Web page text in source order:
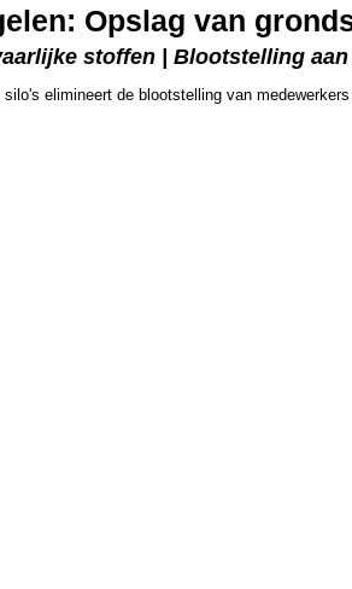
Opslag van
stoffen | Blootstelling
elimineert de blootstelling van